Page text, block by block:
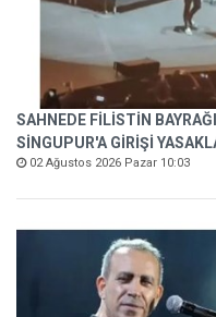
SAHNEDE FİLİSTİN
SİNGUPUR'A GİRİŞİ
02 Ağustos 2026 Pazar 10:03